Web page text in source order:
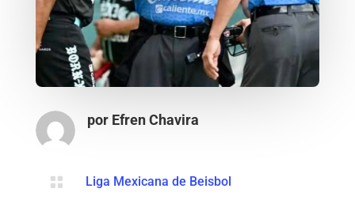
por Efren Chavira
 Liga Mexicana de Beisbol